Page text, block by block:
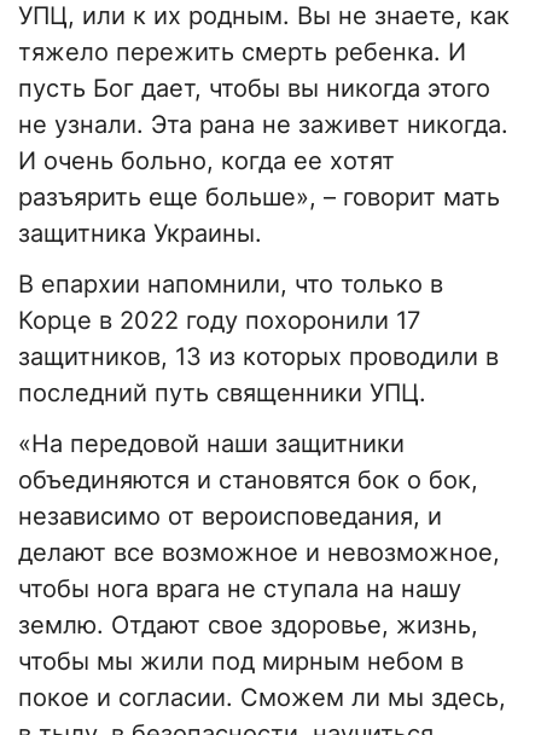
УПЦ, или к их родным. Вы не знаете, как
тяжело пережить смерть ребенка. И
пусть Бог дает, чтобы вы никогда этого
не узнали. Эта рана не заживет никогда.
И очень больно, когда ее хотят
разъярить еще больше», – говорит мать
защитника Украины.
В епархии напомнили, что только в
Корце в 2022 году похоронили 17
защитников, 13 из которых проводили в
последний путь священники УПЦ.
«На передовой наши защитники
объединяются и становятся бок о бок,
независимо от вероисповедания, и
делают все возможное и невозможное,
чтобы нога врага не ступала на нашу
землю. Отдают свое здоровье, жизнь,
чтобы мы жили под мирным небом в
покое и согласии. Сможем ли мы здесь,